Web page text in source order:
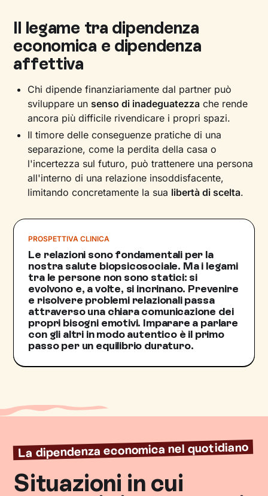
Il legame tra dipendenza
economica e dipendenza
affettiva
Chi dipende finanziariamente dal partner può
sviluppare un senso di inadeguatezza che rende
ancora più difficile rivendicare i propri spazi.
Il timore delle conseguenze pratiche di una
separazione, come la perdita della casa o
l'incertezza sul futuro, può trattenere una persona
all'interno di una relazione insoddisfacente,
limitando concretamente la sua libertà di scelta.
PROSPETTIVA CLINICA
Le relazioni sono fondamentali per la
nostra salute biopsicosociale. Ma i legami
tra le persone non sono statici: si
evolvono e, a volte, si incrinano. Prevenire
e risolvere problemi relazionali passa
attraverso una chiara comunicazione dei
propri bisogni emotivi. Imparare a parlare
con gli altri in modo autentico è il primo
passo per un equilibrio duraturo.
La dipendenza economica nel quotidiano
Situazioni in cui